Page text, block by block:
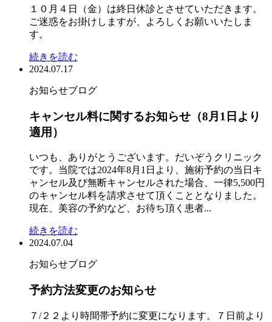
１０月４日（金）は終日休診とさせていただきます。
ご迷惑をお掛けしますが、よろしくお願いいたしま
す。
続きを読む
2024.07.17
お知らせブログ
キャンセル料に関するお知らせ（8月1日より
適用）
いつも、ありがとうございます。だいぞうクリニック
です。当院では2024年8月1日より、施術予約の当日キ
ャンセル及び無断キャンセルされた場合、一律5,500円
のキャンセル料を請求させて頂くこととなりました。
現在、美容の予約など、お待ち頂く患者...
続きを読む
2024.07.04
お知らせブログ
予約方法変更のお知らせ
７/２２より時間帯予約に変更になります。７日前より